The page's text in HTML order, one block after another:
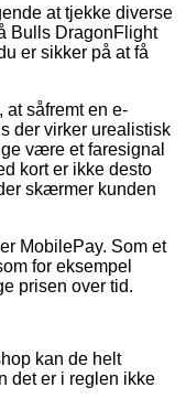
at tjekke diverse
Bulls DragonFlight
er sikker på at få
at såfremt en e-
der virker urealistisk
være et faresignal
kort er ikke desto
skærmer kunden
MobilePay. Som et
for eksempel
prisen over tid.
kan de helt
det er i reglen ikke